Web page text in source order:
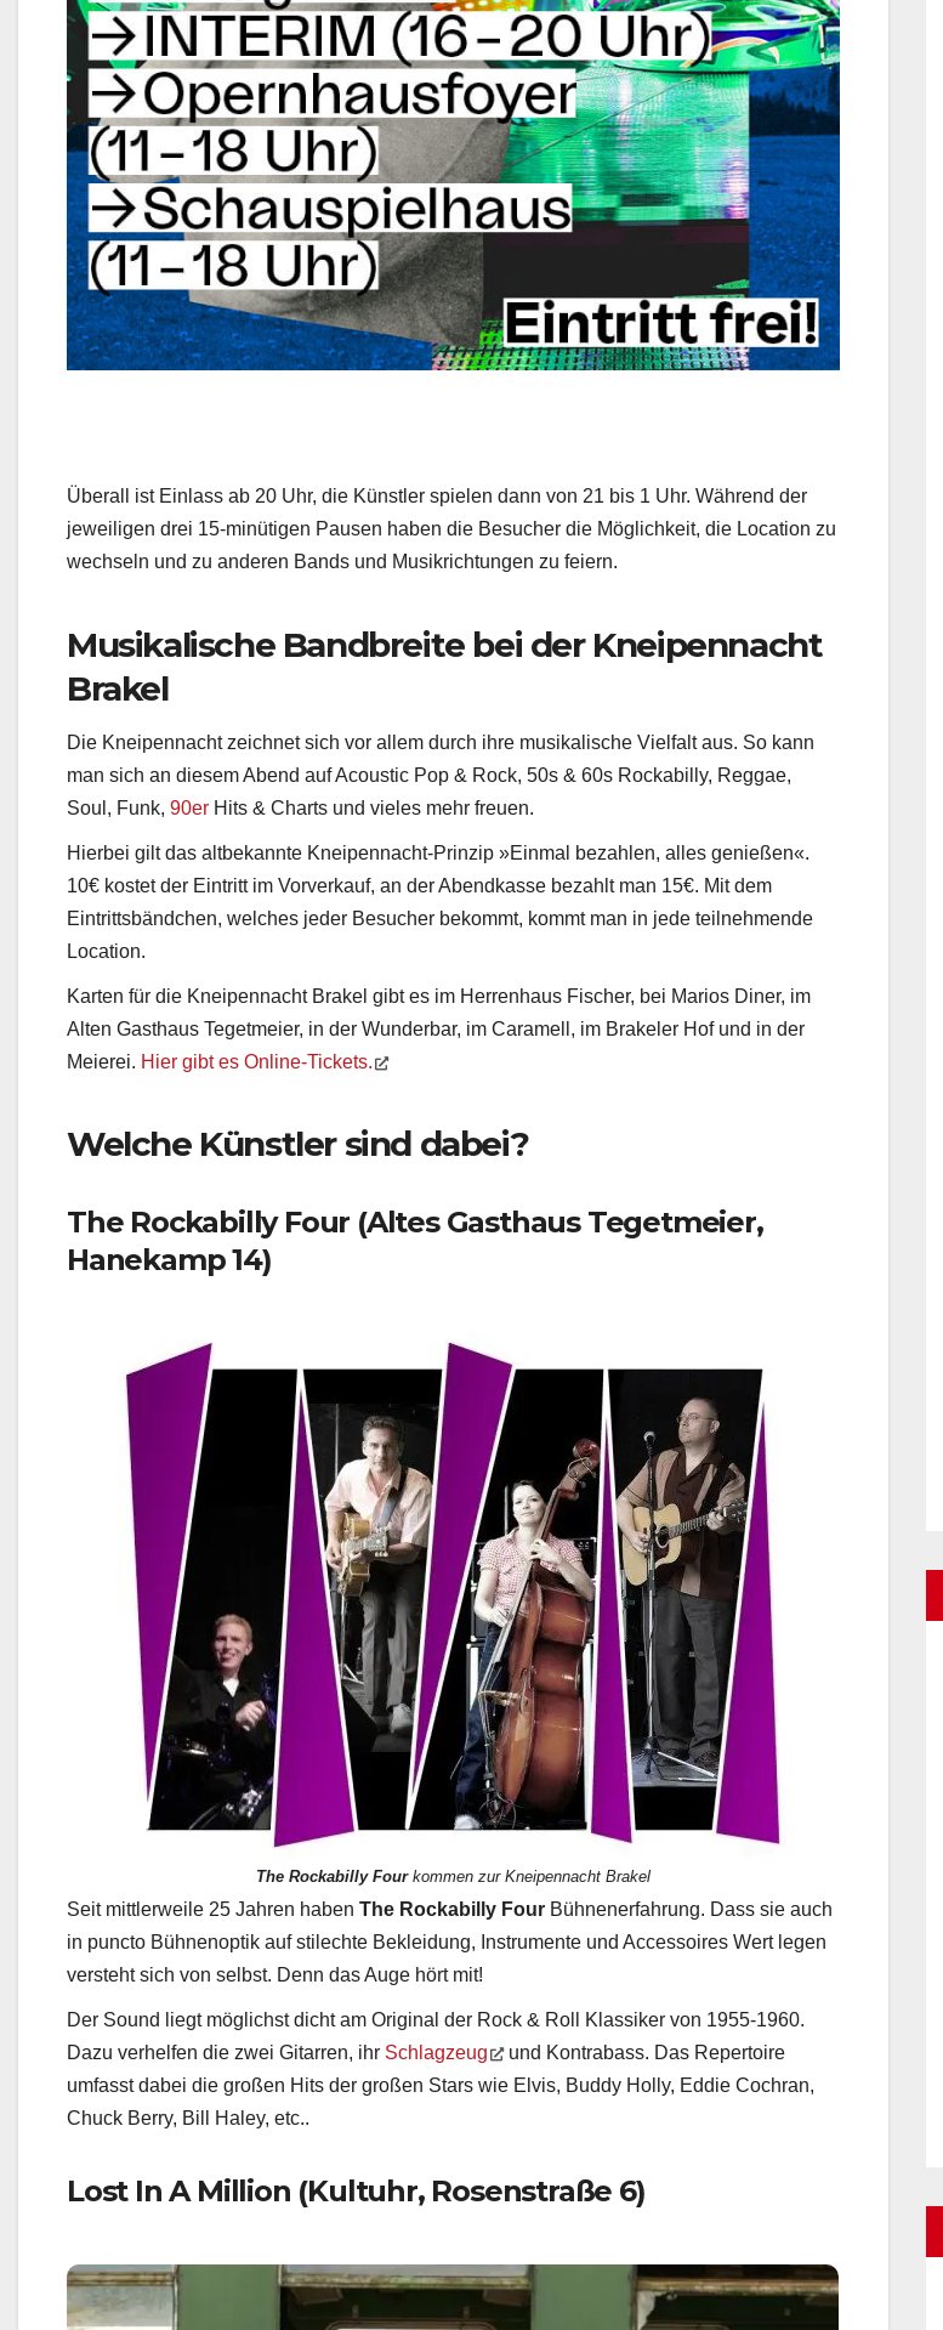
Überall ist Einlass ab 20 Uhr, die Künstler spielen dann von 21 bis 1 Uhr. Während der
jeweiligen drei 15-minütigen Pausen haben die Besucher die Möglichkeit, die Location zu
wechseln und zu anderen Bands und Musikrichtungen zu feiern.
Musikalische Bandbreite bei der Kneipennacht
Brakel
Die Kneipennacht zeichnet sich vor allem durch ihre musikalische Vielfalt aus. So kann
man sich an diesem Abend auf Acoustic Pop & Rock, 50s & 60s Rockabilly, Reggae,
Soul, Funk, 90er Hits & Charts und vieles mehr freuen.
Hierbei gilt das altbekannte Kneipennacht-Prinzip »Einmal bezahlen, alles genießen«.
10€ kostet der Eintritt im Vorverkauf, an der Abendkasse bezahlt man 15€. Mit dem
Eintrittsbändchen, welches jeder Besucher bekommt, kommt man in jede teilnehmende
Location.
Karten für die Kneipennacht Brakel gibt es im Herrenhaus Fischer, bei Marios Diner, im
Alten Gasthaus Tegetmeier, in der Wunderbar, im Caramell, im Brakeler Hof und in der
Meierei. Hier gibt es Online-Tickets.
Welche Künstler sind dabei?
The Rockabilly Four (Altes Gasthaus Tegetmeier,
Hanekamp 14)
The Rockabilly Four kommen zur Kneipennacht Brakel
Seit mittlerweile 25 Jahren haben The Rockabilly Four Bühnenerfahrung. Dass sie auch
in puncto Bühnenoptik auf stilechte Bekleidung, Instrumente und Accessoires Wert legen
versteht sich von selbst. Denn das Auge hört mit!
Der Sound liegt möglichst dicht am Original der Rock & Roll Klassiker von 1955-1960.
Dazu verhelfen die zwei Gitarren, ihr Schlagzeug
und Kontrabass. Das Repertoire
umfasst dabei die großen Hits der großen Stars wie Elvis, Buddy Holly, Eddie Cochran,
Chuck Berry, Bill Haley, etc..
Lost In A Million (Kultuhr, Rosenstraße 6)